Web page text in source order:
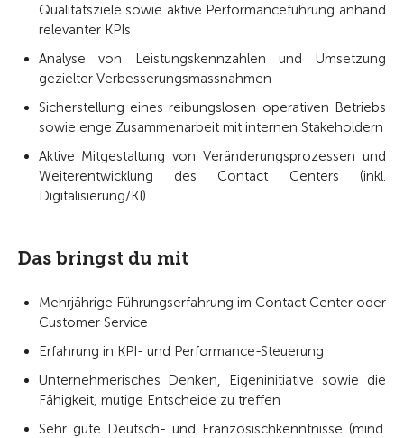
Qualitätsziele sowie aktive Performanceführung anhand
relevanter KPIs
Analyse von Leistungskennzahlen und Umsetzung
gezielter Verbesserungsmassnahmen
Sicherstellung eines reibungslosen operativen Betriebs
sowie enge Zusammenarbeit mit internen Stakeholdern
Aktive Mitgestaltung von Veränderungsprozessen und
Weiterentwicklung des Contact Centers (inkl.
Digitalisierung/KI)
Das bringst du mit
Mehrjährige Führungserfahrung im Contact Center oder
Customer Service
Erfahrung in KPI- und Performance-Steuerung
Unternehmerisches Denken, Eigeninitiative sowie die
Fähigkeit, mutige Entscheide zu treffen
Sehr gute Deutsch- und Französischkenntnisse (mind.